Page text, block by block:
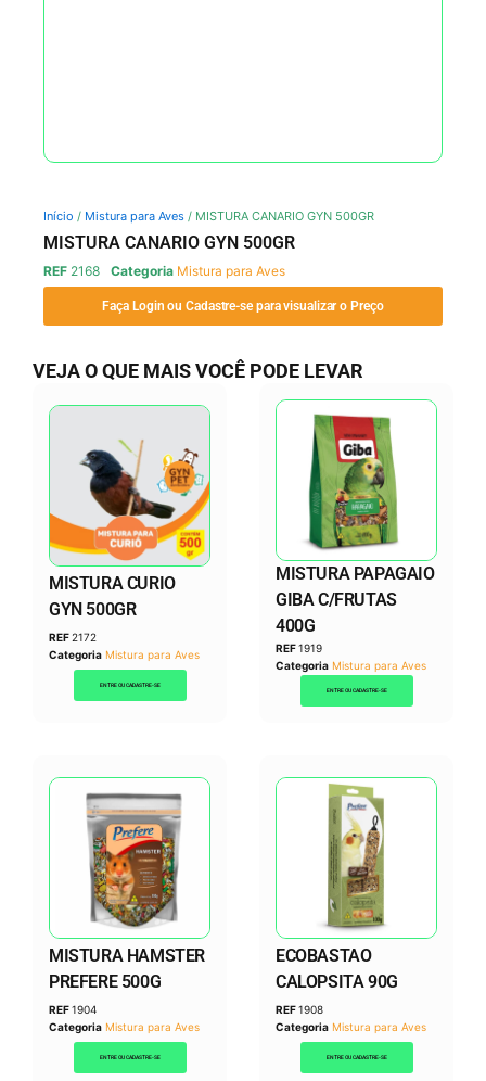
Início / Mistura para Aves / MISTURA CANARIO GYN 500GR
MISTURA CANARIO GYN 500GR
REF 2168 Categoria Mistura para Aves
Faça Login ou Cadastre-se para visualizar o Preço
VEJA O QUE MAIS VOCÊ PODE LEVAR
MISTURA CURIO
GYN 500GR
REF2172
Categoria Mistura para Aves
ENTRE OU CADASTRE-SE
MISTURA PAPAGAIO
GIBA C/FRUTAS
400G
REF1919
Categoria Mistura para Aves
ENTRE OU CADASTRE-SE
MISTURA HAMSTER
PREFERE 500G
REF1904
Categoria Mistura para Aves
ENTRE OU CADASTRE-SE
ECOBASTAO
CALOPSITA 90G
REF1908
Categoria Mistura para Aves
ENTRE OU CADASTRE-SE